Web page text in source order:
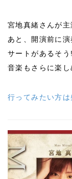
宮地真緒さんが主
あと、開演前に
サートがあるそう
音楽もさらに楽し
行ってみたい方は